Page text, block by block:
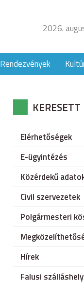
2026.
Rendezvények
Elérhetőségek
E-ügyintézés
Közérdekű
Civil szervezetek
Polgármesteri
Hírek
Falusi